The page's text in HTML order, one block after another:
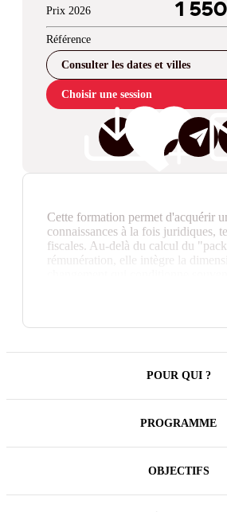
Prix 2026 1
Référence
Consulter les dates et villes
Choisir une session
Cette formation permet d'acquérir
connaissances à la fois juridiques,
fiscales. Au-delà du calcul du
rémunération, elle intègre la
la mobilité internationale ou de
POUR QUI ?
PROGRAMME
OBJECTIFS